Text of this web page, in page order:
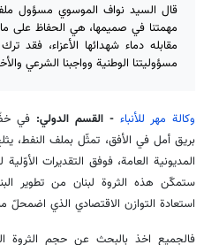
قال السيد نواف الموسوي مسؤول
مهمتنا في صميمها، هي الحفاظ على
مقابله دماء شهدائها الأعزاء، فقد
مسؤوليتنا الوطنية وواجبنا الشرعي
وكالة مهر للأنباء - القسم الدولي: في
بريق أمل في الأفق، تمثّل بملف النفط،
المديونية العامة، فوفق التقديرات الأوّلية
ستمكّن هذه الثروة لبنان من تطوير
استعادة التوازن الاقتصادي الذي اضمحلّ
فالجميع اخذ بالبحث عن حجم الثروة